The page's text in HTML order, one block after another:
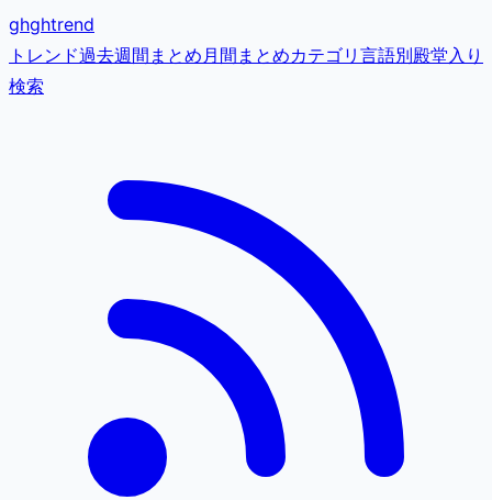
ghghtrend
トレンド過去週間まとめ月間まとめカテゴリ 言語別殿堂入り
検索